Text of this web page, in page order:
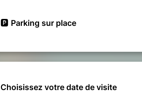
🅿️ Parking sur place
Choisissez votre date de visite